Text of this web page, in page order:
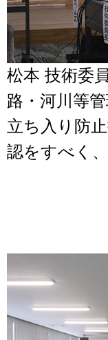
松本 技術委
路・河川等
立ち入り防
認をすべく